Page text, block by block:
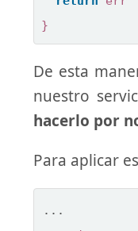
}
De esta
nuestro
hacerlo por
Para aplicar
...